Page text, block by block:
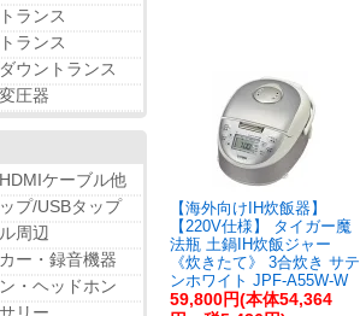
ランス
ランス
ウントランス
圧器
ケーブル他
プ/USBタップ
周辺
ー・録音機器
・ヘッドホン
【海外向けIH炊飯器】
【220V仕様】 タイガー魔
法瓶 土鍋IH炊飯ジャー
《炊きたて》 3合炊き サテ
ンホワイト JPF-A55W-W
59,800円(本体54,364